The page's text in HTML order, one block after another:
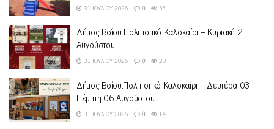
31 ΙΟΥΛΊΟΥ 2026 0 55
Δήμος Βοΐου Πολιτιστικό Καλοκαίρι – Κυριακή 2
Αυγούστου
31 ΙΟΥΛΊΟΥ 2026 0 23
Δήμος Βοΐου:Πολιτιστικό Καλοκαίρι – Δευτέρα 03 –
Πέμπτη 06 Αυγούστου
31 ΙΟΥΛΊΟΥ 2026 0 14